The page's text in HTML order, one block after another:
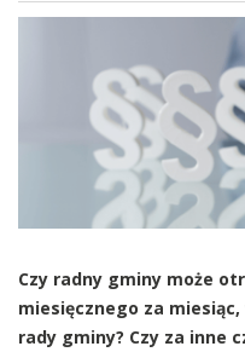
Czy radny gminy może
miesięcznego za
rady gminy? Czy za inne